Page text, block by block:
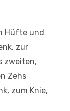
Hüfte und
zur
zweiten,
Zehs
zum Knie,